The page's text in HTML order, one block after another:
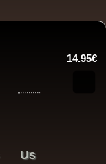
14.95€
Us